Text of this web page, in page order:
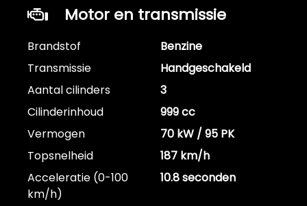
Motor en transmissie
Brandstof
Benzine
Transmissie
Handgeschakeld
Aantal cilinders
3
Cilinderinhoud
999 cc
Vermogen
70 kW / 95 PK
Topsnelheid
187 km/h
Acceleratie (0-100
km/h)
10.8 seconden